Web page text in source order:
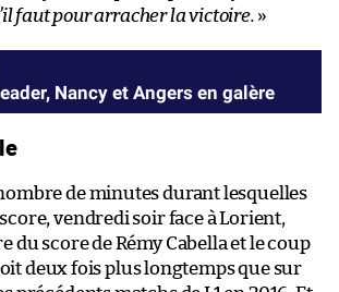
faut pour arracher la victoire. »
Nancy et Angers en galère
de minutes durant lesquelles
score, vendredi soir face à Lorient,
du score de Rémy Cabella et le coup
deux fois plus longtemps que sur